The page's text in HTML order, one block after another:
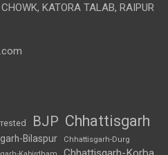
KATORA TALAB, RAIPUR
BJP Chhattisgarh
Bilaspur Chhattisgarh-Durg